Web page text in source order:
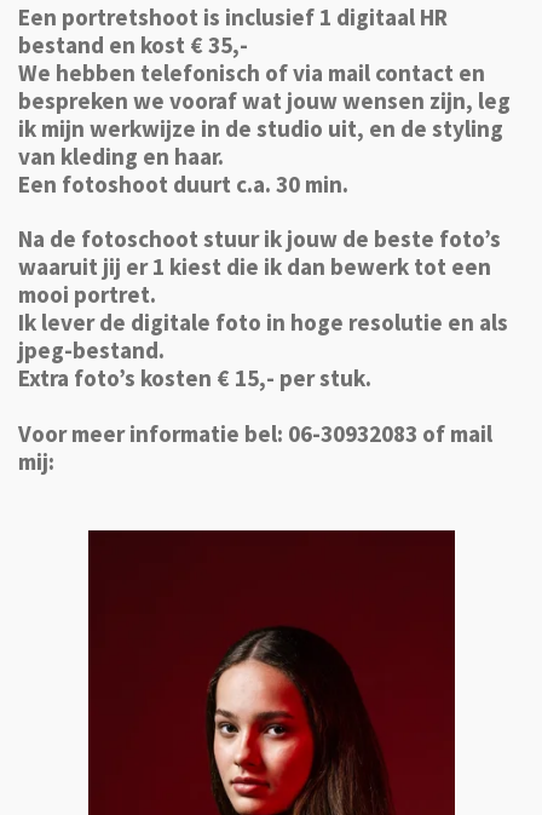
Een portretshoot is inclusief 1 digitaal HR
bestand en kost € 35,-
We hebben telefonisch of via mail contact en
bespreken we vooraf wat jouw wensen zijn, leg
ik mijn werkwijze in de studio uit, en de styling
van kleding en haar.
Een fotoshoot duurt c.a. 30 min.
Na de fotoschoot stuur ik jouw de beste foto’s
waaruit jij er 1 kiest die ik dan bewerk tot een
mooi portret.
Ik lever de digitale foto in hoge resolutie en als
jpeg-bestand.
Extra foto’s kosten € 15,- per stuk.
Voor meer informatie bel: 06-30932083 of mail
mij: